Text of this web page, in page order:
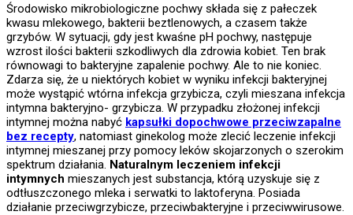
Środowisko mikrobiologiczne pochwy składa się z pałeczek
kwasu mlekowego, bakterii beztlenowych, a czasem także
grzybów. W sytuacji, gdy jest kwaśne pH pochwy, następuje
wzrost ilości bakterii szkodliwych dla zdrowia kobiet. Ten brak
równowagi to bakteryjne zapalenie pochwy. Ale to nie koniec.
Zdarza się, że u niektórych kobiet w wyniku infekcji bakteryjnej
może wystąpić wtórna infekcja grzybicza, czyli mieszana infekcja
intymna bakteryjno- grzybicza. W przypadku złożonej infekcji
intymnej można nabyć kapsułki dopochwowe przeciwzapalne
bez recepty, natomiast ginekolog może zlecić leczenie infekcji
intymnej mieszanej przy pomocy leków skojarzonych o szerokim
spektrum działania. Naturalnym leczeniem infekcji
intymnych mieszanych jest substancja, którą uzyskuje się z
odtłuszczonego mleka i serwatki to laktoferyna. Posiada
działanie przeciwgrzybicze, przeciwbakteryjne i przeciwwirusowe.